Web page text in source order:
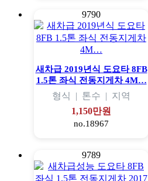
9790
새차급 2019년식 도요타 8FB
1.5톤 좌식 전동지게차 4M…
형식 | 톤수 | 지역
1,150만원
no.18967
9789